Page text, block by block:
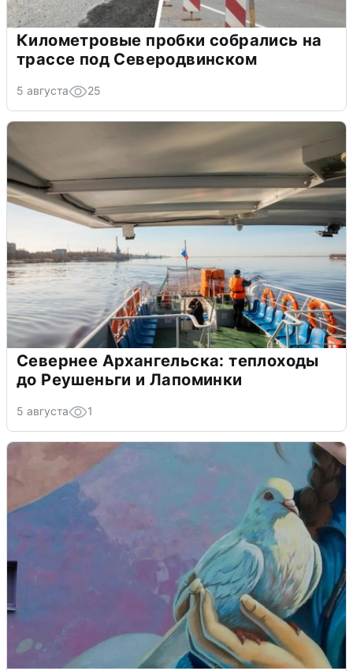
Километровые пробки собрались на
трассе под Северодвинском
5 августа 25
Севернее Архангельска: теплоходы
до Реушеньги и Лапоминки
5 августа 1